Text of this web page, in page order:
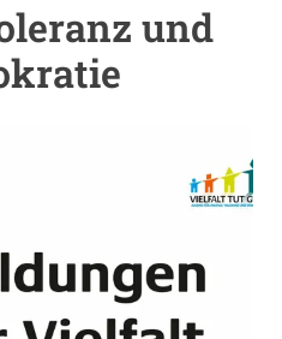
Einleitung
und